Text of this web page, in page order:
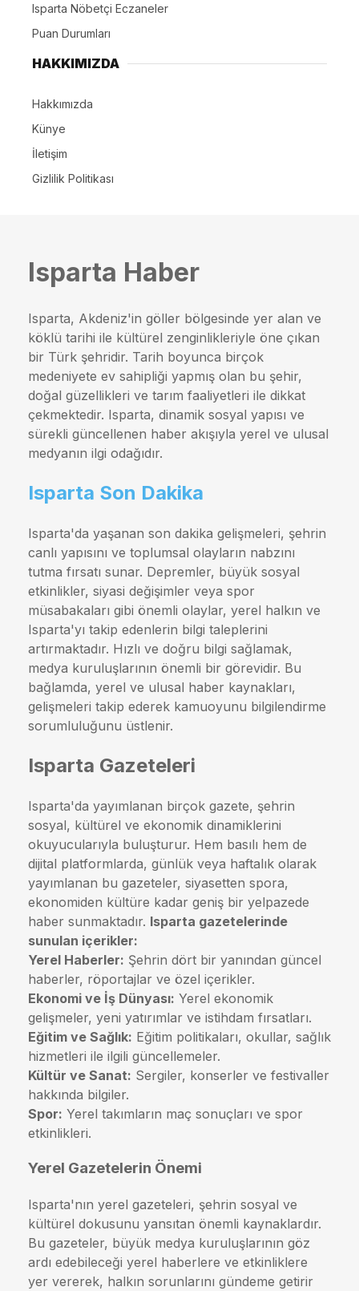
Isparta Nöbetçi Eczaneler
Puan Durumları
HAKKIMIZDA
Hakkımızda
Künye
İletişim
Gizlilik Politikası
Isparta Haber
Isparta, Akdeniz'in göller bölgesinde yer alan ve
köklü tarihi ile kültürel zenginlikleriyle öne çıkan
bir Türk şehridir. Tarih boyunca birçok
medeniyete ev sahipliği yapmış olan bu şehir,
doğal güzellikleri ve tarım faaliyetleri ile dikkat
çekmektedir. Isparta, dinamik sosyal yapısı ve
sürekli güncellenen haber akışıyla yerel ve ulusal
medyanın ilgi odağıdır.
Isparta Son Dakika
Isparta'da yaşanan son dakika gelişmeleri, şehrin
canlı yapısını ve toplumsal olayların nabzını
tutma fırsatı sunar. Depremler, büyük sosyal
etkinlikler, siyasi değişimler veya spor
müsabakaları gibi önemli olaylar, yerel halkın ve
Isparta'yı takip edenlerin bilgi taleplerini
artırmaktadır. Hızlı ve doğru bilgi sağlamak,
medya kuruluşlarının önemli bir görevidir. Bu
bağlamda, yerel ve ulusal haber kaynakları,
gelişmeleri takip ederek kamuoyunu bilgilendirme
sorumluluğunu üstlenir.
Isparta Gazeteleri
Isparta'da yayımlanan birçok gazete, şehrin
sosyal, kültürel ve ekonomik dinamiklerini
okuyucularıyla buluşturur. Hem basılı hem de
dijital platformlarda, günlük veya haftalık olarak
yayımlanan bu gazeteler, siyasetten spora,
ekonomiden kültüre kadar geniş bir yelpazede
haber sunmaktadır. Isparta gazetelerinde
sunulan içerikler:
Yerel Haberler: Şehrin dört bir yanından güncel
haberler, röportajlar ve özel içerikler.
Ekonomi ve İş Dünyası: Yerel ekonomik
gelişmeler, yeni yatırımlar ve istihdam fırsatları.
Eğitim ve Sağlık: Eğitim politikaları, okullar, sağlık
hizmetleri ile ilgili güncellemeler.
Kültür ve Sanat: Sergiler, konserler ve festivaller
hakkında bilgiler.
Spor: Yerel takımların maç sonuçları ve spor
etkinlikleri.
Yerel Gazetelerin Önemi
Isparta'nın yerel gazeteleri, şehrin sosyal ve
kültürel dokusunu yansıtan önemli kaynaklardır.
Bu gazeteler, büyük medya kuruluşlarının göz
ardı edebileceği yerel haberlere ve etkinliklere
yer vererek, halkın sorunlarını gündeme getirir